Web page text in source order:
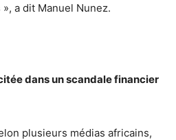
a dit Manuel Nunez.
dans un scandale financier
plusieurs médias africains,